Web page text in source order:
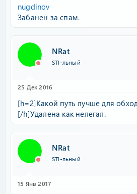
nugdinov
Забанен за спам.
NRat
STI-льный
25 Дек 2016
[h=2]Какой путь лучше для
[/h]Удалена как нелегал.
NRat
STI-льный
15 Янв 2017